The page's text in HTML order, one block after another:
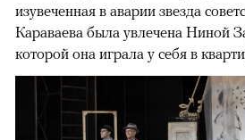
изувеченная в аварии звезда
Караваева была увлечена Ниной
которой она играла у себя в